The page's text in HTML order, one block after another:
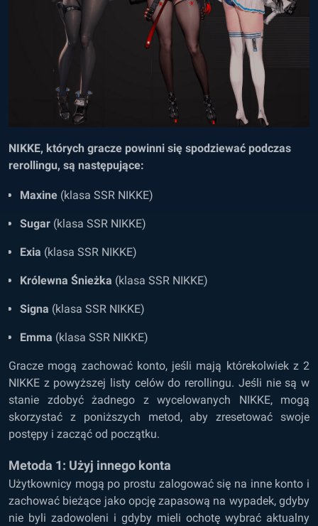
NIKKE, których gracze powinni się spodziewać podczas
rerollingu, są następujące:
Maxine (klasa SSR NIKKE)
Sugar (klasa SSR NIKKE)
Exia (klasa SSR NIKKE)
Królewna Śnieżka (klasa SSR NIKKE)
Signa (klasa SSR NIKKE)
Emma (klasa SSR NIKKE)
Gracze mogą zachować konto, jeśli mają którekolwiek z 2
NIKKE z powyższej listy celów do rerollingu. Jeśli nie są w
stanie zdobyć żadnego z wycelowanych NIKKE, mogą
skorzystać z poniższych metod, aby zresetować swoje
postępy i zacząć od początku.
Metoda 1: Użyj innego konta
Użytkownicy mogą po prostu zalogować się na inne konto i
zachować bieżące jako opcję zapasową na wypadek, gdyby
nie byli zadowoleni i gdyby mieli ochotę wybrać aktualny